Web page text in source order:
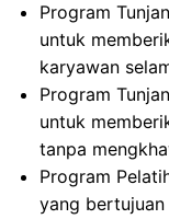
Program
untuk
karyawan
Program
untuk
tanpa
Program
yang